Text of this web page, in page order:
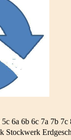
6a 6b 6c 7a 7b
Stockwerk